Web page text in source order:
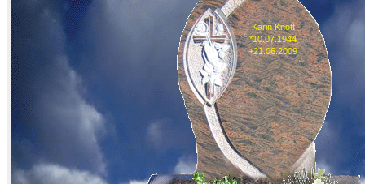
Karin Knott
*10.07.1944
+21.06.2009